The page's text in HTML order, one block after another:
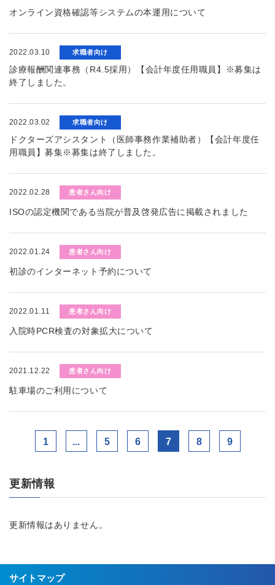
オンライン資格確認等システムの本運用について
2022.03.10 求職者向け
診療報酬関連事務（R4.5採用）【会計年度任用職員】※募集は
終了しました。
2022.03.02 求職者向け
ドクターズアシスタント（医師事務作業補助者）【会計年度任
用職員】募集※募集は終了しました。
2022.02.28 患者さん向け
ISOの認定機関である当院が普及啓発広告に掲載されました
2022.01.24 患者さん向け
初診のインターネット予約について
2022.01.11 患者さん向け
入院時PCR検査の対象拡大について
2021.12.22 患者さん向け
駐車場のご利用について
1 ... 5 6 7 8 9
更新情報
更新情報はありません。
サイトマップ